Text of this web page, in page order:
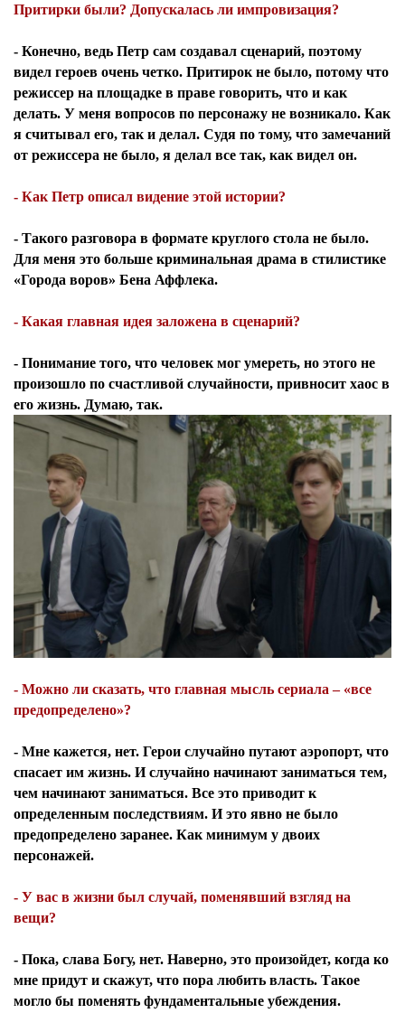
Притирки были? Допускалась ли импровизация?
- Конечно, ведь Петр сам создавал сценарий, поэтому
видел героев очень четко. Притирок не было, потому что
режиссер на площадке в праве говорить, что и как
делать. У меня вопросов по персонажу не возникало. Как
я считывал его, так и делал. Судя по тому, что замечаний
от режиссера не было, я делал все так, как видел он.
- Как Петр описал видение этой истории?
- Такого разговора в формате круглого стола не было.
Для меня это больше криминальная драма в стилистике
«Города воров» Бена Аффлека.
- Какая главная идея заложена в сценарий?
- Понимание того, что человек мог умереть, но этого не
произошло по счастливой случайности, привносит хаос в
его жизнь. Думаю, так.
- Можно ли сказать, что главная мысль сериала – «все
предопределено»?
- Мне кажется, нет. Герои случайно путают аэропорт, что
спасает им жизнь. И случайно начинают заниматься тем,
чем начинают заниматься. Все это приводит к
определенным последствиям. И это явно не было
предопределено заранее. Как минимум у двоих
персонажей.
- У вас в жизни был случай, поменявший взгляд на
вещи?
- Пока, слава Богу, нет. Наверно, это произойдет, когда ко
мне придут и скажут, что пора любить власть. Такое
могло бы поменять фундаментальные убеждения.